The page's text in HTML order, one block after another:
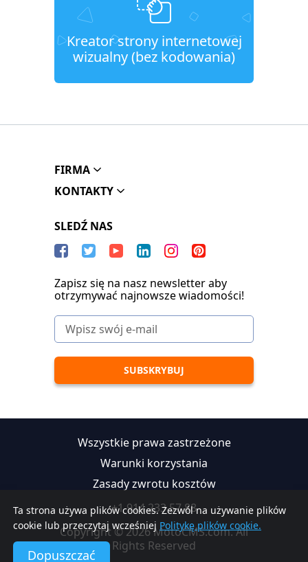
Kreator strony internetowej
wizualny (bez kodowania)
Ta strona używa plików cookies. Zezwól na używanie plików
cookie lub przeczytaj wcześniej Politykę plików cookie.
Dopuszczać
FIRMA
KONTAKTY
SLEDŹ NAS
Zapisz się na nasz newsletter aby
otrzymywać najnowsze wiadomości!
Wszystkie prawa zastrzeżone
Warunki korzystania
Zasady zwrotu kosztów
+1 914 233 57 88
Copyright © 2026 MotoCMS.com. All
Rights Reserved